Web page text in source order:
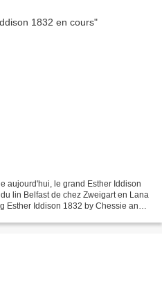
aujourd'hui, le grand Esther Iddison
lin Belfast de chez Zweigart en Lana
Esther Iddison 1832 by Chessie and